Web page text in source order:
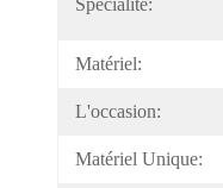
Spécialité:
Matériel:
L'occasion:
Matériel Unique: